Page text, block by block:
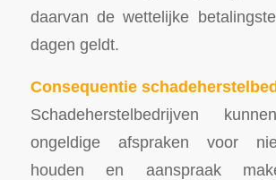
daarvan de wettelijke
dagen geldt.
Consequentie
Schadeherstelbedrijven
ongeldige afspraken voor
houden en aanspraak